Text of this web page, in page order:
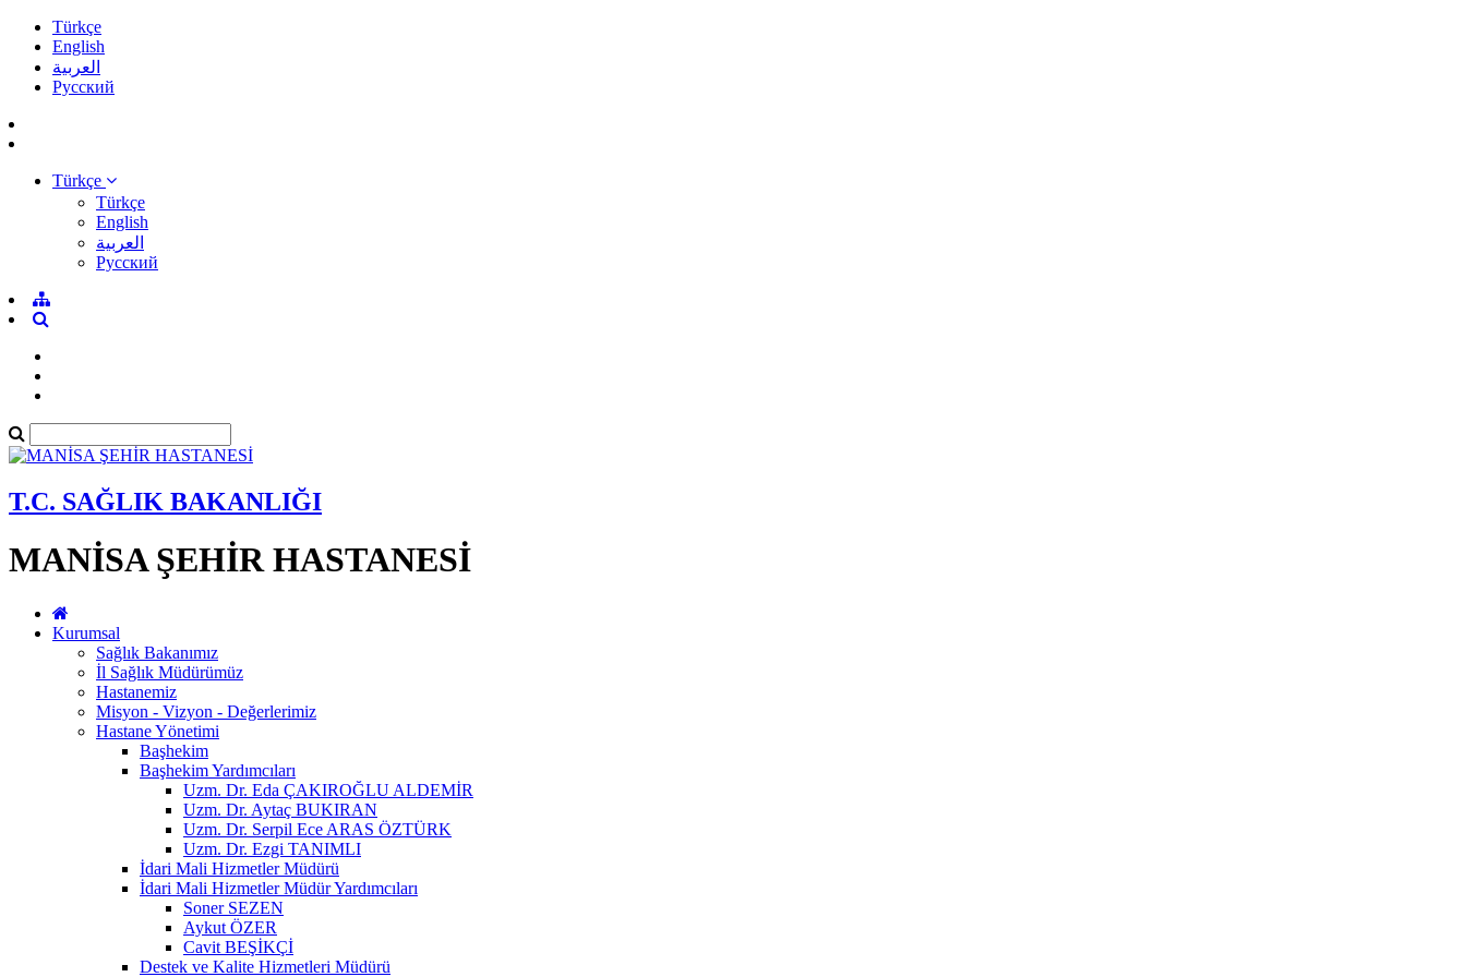
Türkçe
English
العربية
Pусский
Türkçe
Türkçe
English
العربية
Pусский
T.C. SAĞLIK BAKANLIĞI
MANİSA ŞEHİR HASTANESİ
Kurumsal
Sağlık Bakanımız
İl Sağlık Müdürümüz
Hastanemiz
Misyon - Vizyon - Değerlerimiz
Hastane Yönetimi
Başhekim
Başhekim Yardımcıları
Uzm. Dr. Eda ÇAKIROĞLU ALDEMİR
Uzm. Dr. Aytaç BUKIRAN
Uzm. Dr. Serpil Ece ARAS ÖZTÜRK
Uzm. Dr. Ezgi TANIMLI
İdari Mali Hizmetler Müdürü
İdari Mali Hizmetler Müdür Yardımcıları
Soner SEZEN
Aykut ÖZER
Cavit BEŞİKÇİ
Destek ve Kalite Hizmetleri Müdürü